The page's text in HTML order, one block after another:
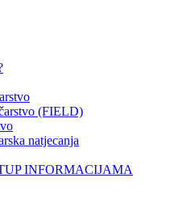
(FIELD)
natjecanja
INFORMACIJAMA